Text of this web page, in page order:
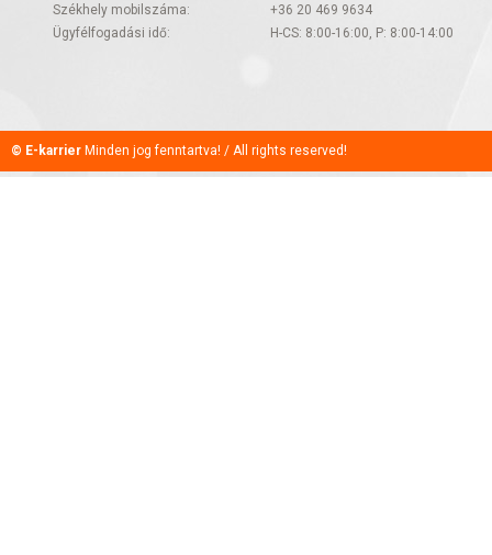
Székhely mobilszáma:
+36 20 469 9634
Ügyfélfogadási idő:
H-CS: 8:00-16:00, P: 8:00-14:00
© E-karrier Minden jog fenntartva! / All rights reserved!